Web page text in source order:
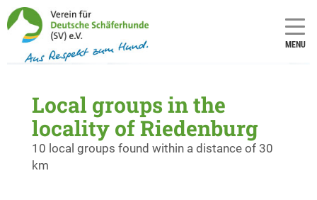
MENU
Local groups in the
locality of Riedenburg
10 local groups found within a distance of 30
km